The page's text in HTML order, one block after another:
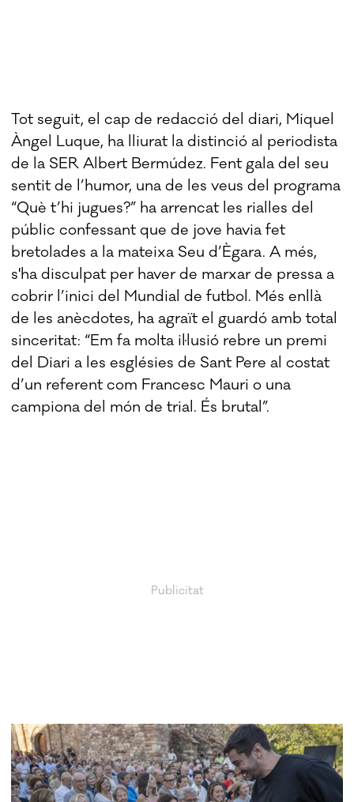
Tot seguit, el cap de redacció del diari, Miquel
Àngel Luque, ha lliurat la distinció al periodista
de la SER Albert Bermúdez. Fent gala del seu
sentit de l’humor, una de les veus del programa
“Què t’hi jugues?” ha arrencat les rialles del
públic confessant que de jove havia fet
bretolades a la mateixa Seu d’Ègara. A més,
s'ha disculpat per haver de marxar de pressa a
cobrir l’inici del Mundial de futbol. Més enllà
de les anècdotes, ha agraït el guardó amb total
sinceritat: “Em fa molta il·lusió rebre un premi
del Diari a les esglésies de Sant Pere al costat
d’un referent com Francesc Mauri o una
campiona del món de trial. És brutal”.